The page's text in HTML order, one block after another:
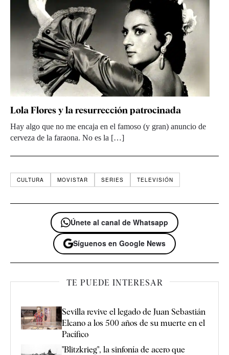
Lola Flores y la resurrección patrocinada
Hay algo que no me encaja en el famoso (y gran) anuncio de
cerveza de la faraona. No es la […]
CULTURA MOVISTAR SERIES TELEVISIÓN
Únete al canal de Whatsapp
Síguenos en Google News
TE PUEDE INTERESAR
Sevilla revive el legado de Juan Sebastián
Elcano a los 500 años de su muerte en el
Pacífico
"Blitzkrieg", la sinfonía de acero que